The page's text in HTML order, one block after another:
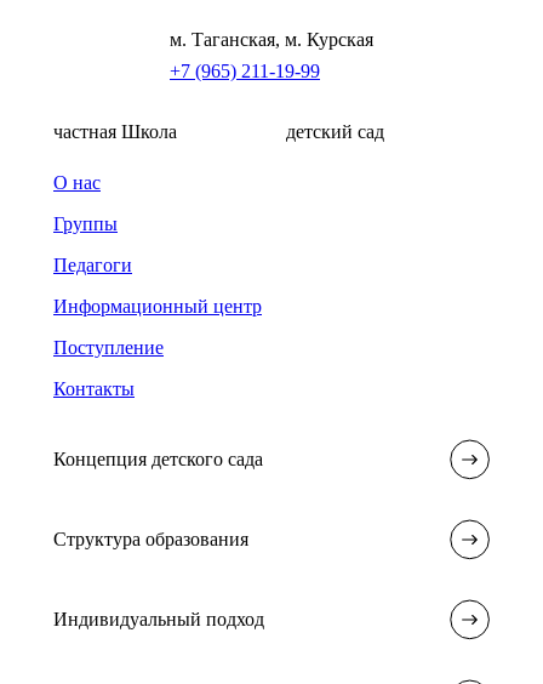
м. Таганская, м. Курская
+7 (965) 211-19-99
частная Школа детский сад
О нас
Группы
Педагоги
Информационный центр
Поступление
Контакты
Концепция детского сада
Структура образования
Индивидуальный подход